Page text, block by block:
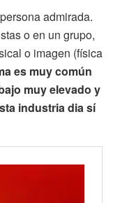
admirada.
o en un grupo,
o imagen (física
es muy común
muy elevado y
industria dia sí